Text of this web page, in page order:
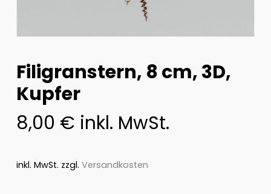
Filigranstern, 8 cm, 3D,
Kupfer
8,00 € inkl. MwSt.
inkl. MwSt. zzgl. Versandkosten